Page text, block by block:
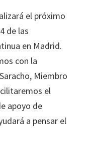
el próximo
de las
en Madrid.
con la
Miembro
el
apoyo de
a pensar el